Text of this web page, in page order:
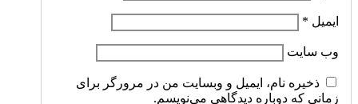
ایمیل *
وب‌ سایت
ذخیره نام، ایمیل و وبسایت من در مرورگر برای
زمانی که دوباره دیدگاهی می‌نویسم.